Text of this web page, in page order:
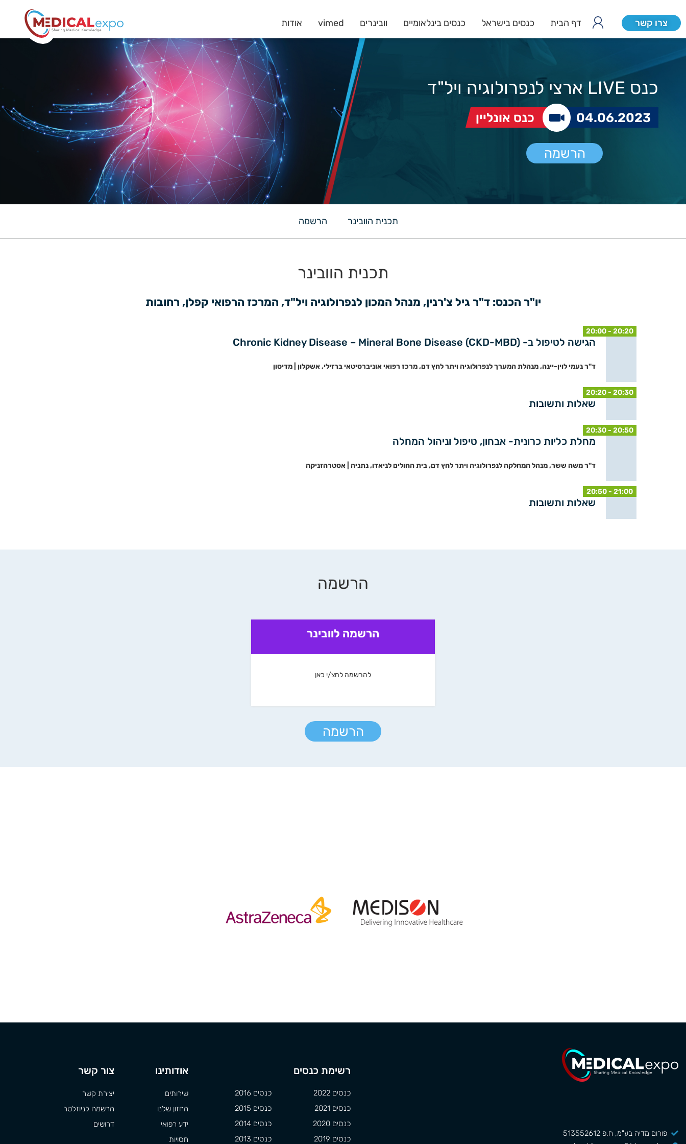
צרו קשר דף הבית כנסים בישראל כנסים בינלאומיים וובינרים vimed אודות
כנס LIVE ארצי לנפרולוגיה ויל"ד
04.06.2023 כנס אונליין
הרשמה
תכנית הוובינר הרשמה
תכנית הוובינר
יו"ר הכנס: ד"ר גיל צ'רנין, מנהל המכון לנפרולוגיה ויל"ד, המרכז הרפואי קפלן, רחובות
20:00 - 20:20
הגישה לטיפול ב- Chronic Kidney Disease – Mineral Bone Disease (CKD-MBD)
ד"ר נעמי לוין-יינה, מנהלת המערך לנפרולוגיה ויתר לחץ דם, מרכז רפואי אוניברסיטאי ברזילי, אשקלון | מדיסון
20:20 - 20:30
שאלות ותשובות
20:30 - 20:50
מחלת כליות כרונית- אבחון, טיפול וניהול המחלה
ד"ר משה ששר, מנהל המחלקה לנפרולוגיה ויתר לחץ דם, בית החולים לניאדו, נתניה | אסטרהזניקה
20:50 - 21:00
שאלות ותשובות
הרשמה
הרשמה לוובינר
להרשמה לחצ/י כאן
הרשמה
פורום מדיה בע"מ, ח.פ 513552612
רשימת כנסים
כנסים 2022
כנסים 2021
כנסים 2020
כנסים 2019
כנסים 2016
כנסים 2015
כנסים 2014
כנסים 2013
אודותינו
שירותים
החזון שלנו
ידע רפואי
חסויות
צור קשר
יצירת קשר
הרשמה לניוזלטר
דרושים